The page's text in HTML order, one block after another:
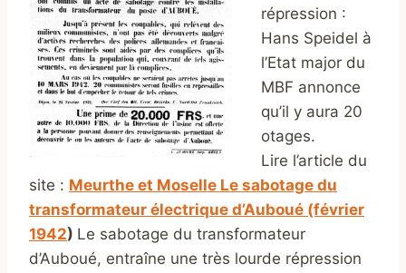
répression :
Hans Speidel à
l’Etat major du
MBF annonce
qu’il y aura 20
otages.
Lire l’article du
site : Meurthe et Moselle Le sabotage du
transformateur électrique d’Auboué (février
1942) Le sabotage du transformateur
d’Auboué, entraîne une très lourde répression